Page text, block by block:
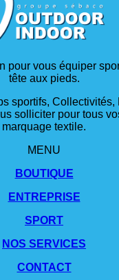
pour vous équiper
tête aux pieds.
sportifs, Collectivités,
solliciter pour tous
marquage textile.
MENU
BOUTIQUE
ENTREPRISE
SPORT
NOS SERVICES
CONTACT